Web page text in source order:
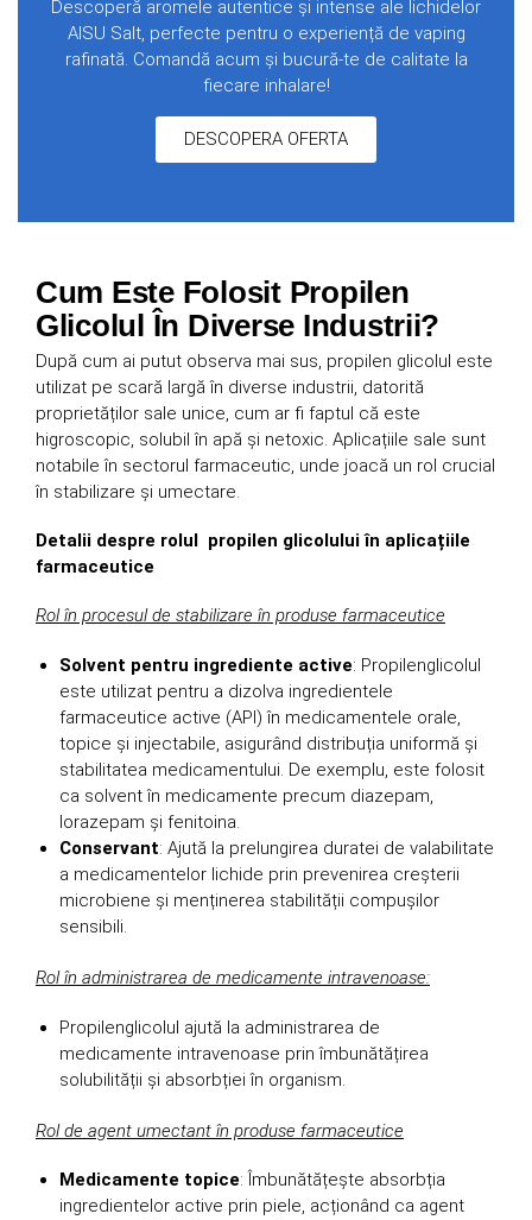
Descoperă aromele autentice și intense ale lichidelor
AISU Salt, perfecte pentru o experiență de vaping
rafinată. Comandă acum și bucură-te de calitate la
fiecare inhalare!
DESCOPERA OFERTA
Cum Este Folosit Propilen
Glicolul În Diverse Industrii?
După cum ai putut observa mai sus, propilen glicolul este
utilizat pe scară largă în diverse industrii, datorită
proprietăților sale unice, cum ar fi faptul că este
higroscopic, solubil în apă și netoxic. Aplicațiile sale sunt
notabile în sectorul farmaceutic, unde joacă un rol crucial
în stabilizare și umectare.
Detalii despre rolul propilen glicolului în aplicațiile
farmaceutice
Rol în procesul de stabilizare în produse farmaceutice
Solvent pentru ingrediente active: Propilenglicolul
este utilizat pentru a dizolva ingredientele
farmaceutice active (API) în medicamentele orale,
topice și injectabile, asigurând distribuția uniformă și
stabilitatea medicamentului. De exemplu, este folosit
ca solvent în medicamente precum diazepam,
lorazepam și fenitoina.
Conservant: Ajută la prelungirea duratei de valabilitate
a medicamentelor lichide prin prevenirea creșterii
microbiene și menținerea stabilității compușilor
sensibili.
Rol în administrarea de medicamente intravenoase:
Propilenglicolul ajută la administrarea de
medicamente intravenoase prin îmbunătățirea
solubilității și absorbției în organism.
Rol de agent umectant în produse farmaceutice
Medicamente topice: Îmbunătățește absorbția
ingredientelor active prin piele, acționând ca agent